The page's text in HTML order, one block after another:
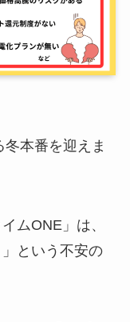
本番を迎えま
ムONE」は、
」という不安の